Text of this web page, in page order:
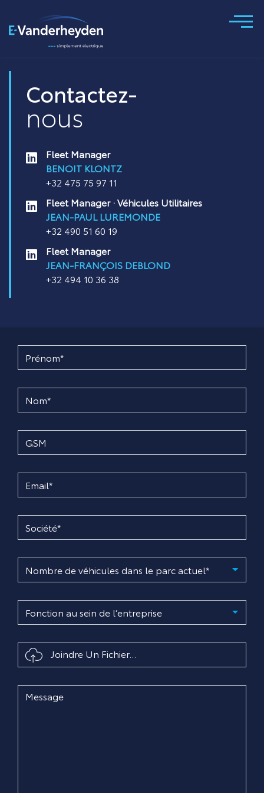
Contactez-
nous
Fleet Manager
BENOIT KLONTZ
+32 475 75 97 11
Fleet Manager · Véhicules Utilitaires
JEAN-PAUL LUREMONDE
+32 490 51 60 19
Fleet Manager
JEAN-FRANÇOIS DEBLOND
+32 494 10 36 38
Joindre Un Fichier...